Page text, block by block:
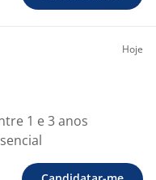
Hoje
1 e 3 anos